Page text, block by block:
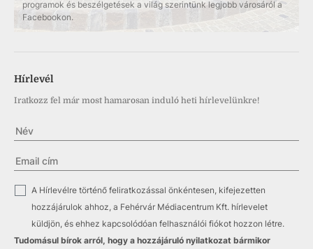
programok és beszélgetések a világ szerintünk legjobb városáról a
Facebookon.
Hírlevél
Iratkozz fel már most hamarosan induló heti hírlevelünkre!
A Hírlevélre történő feliratkozással önkéntesen, kifejezetten
hozzájárulok ahhoz, a Fehérvár Médiacentrum Kft. hírlevelet
küldjön, és ehhez kapcsolódóan felhasználói fiókot hozzon létre.
Tudomásul bírok arról, hogy a hozzájáruló nyilatkozat bármikor